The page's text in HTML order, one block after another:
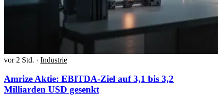
vor 2 Std. · Industrie
Amrize Aktie: EBITDA-Ziel auf 3,1 bis 3,2
Milliarden USD gesenkt